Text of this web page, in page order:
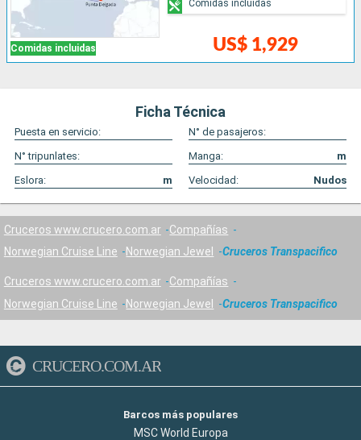
Comidas incluidas US$ 1,929
Comidas incluidas
Ficha Técnica
Puesta en servicio:
N° de pasajeros:
N° tripunlates:
Manga:
m
Eslora:
m Velocidad: Nudos
Cruceros www.crucero.com.ar
Compañías
Norwegian Cruise Line
Norwegian Jewel Cruceros Transpacifico
Cruceros www.crucero.com.ar
Compañías
Norwegian Cruise Line
Norwegian Jewel Cruceros Transpacifico
CRUCERO.COM.AR
Barcos más populares
MSC World Europa